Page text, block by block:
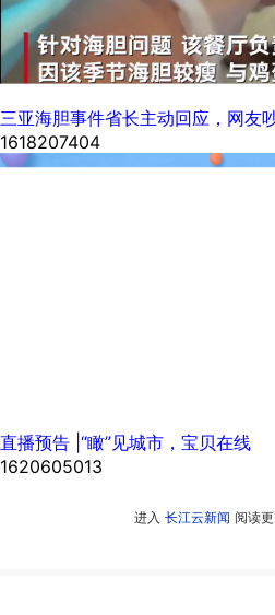
三亚海胆事件省长主动回应，网友
1618207404
直播预告 |“瞰”见城市，宝贝在线
1620605013
进入 长江云新闻 阅读